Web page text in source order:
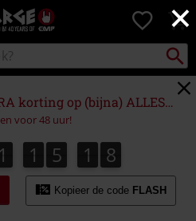
×
Large
–
Muziek-,
en
gaming-
merch
+
alternatieve
kleding
0
zoeken
korting op (bijna) ALLES!*
voor 48 uur!
1
1 1
1 5
5 1
2
1 6
7
6
8
7
Kopieer de code FLASH